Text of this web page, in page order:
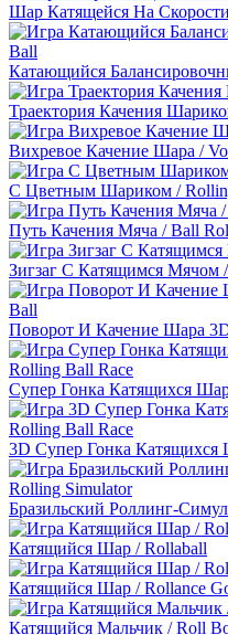
Шар Катящейся На
Катающийся
Траектория Качения
Вихревое Качение Шара /
С Цветным Шариком /
Путь Качения Мяча / Ball
Зигзаг С Катящимся
Поворот И Качение Шара
Супер Гонка Катящихся
3D Супер Гонка
Бразильский Роллинг-
Катящийся Шар / Rollaball
Катящийся Шар / Rollance
Катящийся Мальчик / Roll